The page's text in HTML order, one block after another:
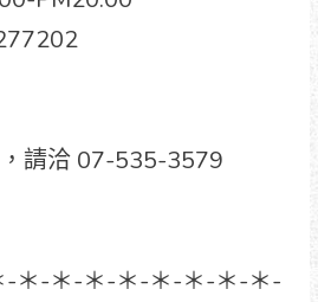
請洽 07-535-3579
＊-＊-＊-＊-＊-＊-＊-＊-